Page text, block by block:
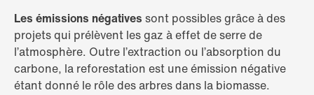
Les émissions négatives sont possibles grâce à des
projets qui prélèvent les gaz à effet de serre de
l’atmosphère. Outre l’extraction ou l’absorption du
carbone, la reforestation est une émission négative
étant donné le rôle des arbres dans la biomasse.